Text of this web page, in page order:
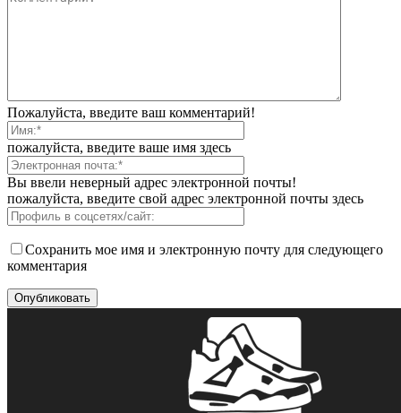
Пожалуйста, введите ваш комментарий!
пожалуйста, введите ваше имя здесь
Вы ввели неверный адрес электронной почты!
пожалуйста, введите свой адрес электронной почты здесь
Сохранить мое имя и электронную почту для следующего
комментария